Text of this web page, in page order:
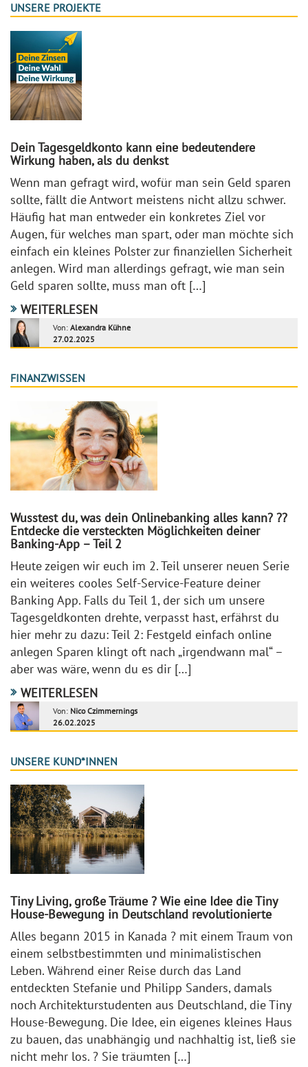
UNSERE PROJEKTE
Dein Tagesgeldkonto kann eine bedeutendere
Wirkung haben, als du denkst
Wenn man gefragt wird, wofür man sein Geld sparen
sollte, fällt die Antwort meistens nicht allzu schwer.
Häufig hat man entweder ein konkretes Ziel vor
Augen, für welches man spart, oder man möchte sich
einfach ein kleines Polster zur finanziellen Sicherheit
anlegen. Wird man allerdings gefragt, wie man sein
Geld sparen sollte, muss man oft […]
WEITERLESEN
Von: Alexandra Kühne
27.02.2025
FINANZWISSEN
Wusstest du, was dein Onlinebanking alles kann? ??
Entdecke die versteckten Möglichkeiten deiner
Banking-App – Teil 2
Heute zeigen wir euch im 2. Teil unserer neuen Serie
ein weiteres cooles Self-Service-Feature deiner
Banking App. Falls du Teil 1, der sich um unsere
Tagesgeldkonten drehte, verpasst hast, erfährst du
hier mehr zu dazu: Teil 2: Festgeld einfach online
anlegen Sparen klingt oft nach „irgendwann mal“ –
aber was wäre, wenn du es dir […]
WEITERLESEN
Von: Nico Czimmernings
26.02.2025
UNSERE KUND*INNEN
Tiny Living, große Träume ? Wie eine Idee die Tiny
House-Bewegung in Deutschland revolutionierte
Alles begann 2015 in Kanada ? mit einem Traum von
einem selbstbestimmten und minimalistischen
Leben. Während einer Reise durch das Land
entdeckten Stefanie und Philipp Sanders, damals
noch Architekturstudenten aus Deutschland, die Tiny
House-Bewegung. Die Idee, ein eigenes kleines Haus
zu bauen, das unabhängig und nachhaltig ist, ließ sie
nicht mehr los. ? Sie träumten […]